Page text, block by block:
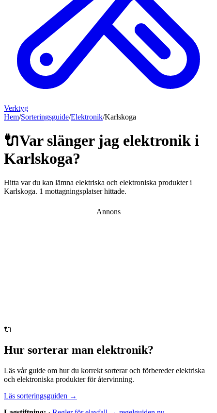
Verktyg
Hem/Sorteringsguide/Elektronik/Karlskoga
🔌Var slänger jag elektronik i
Karlskoga?
Hitta var du kan lämna elektriska och elektroniska produkteri
Karlskoga. 1 mottagningsplatser hittade.
Annons
🔌
Hur sorterar man elektronik?
Läs vår guide om hur du korrekt sorterar och förberederelektriska
och elektroniska produkterför återvinning.
Läs sorteringsguiden →